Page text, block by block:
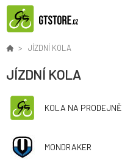
JÍZDNÍ KOLA
JÍZDNÍ KOLA
KOLA NA PRODEJNĚ
MONDRAKER